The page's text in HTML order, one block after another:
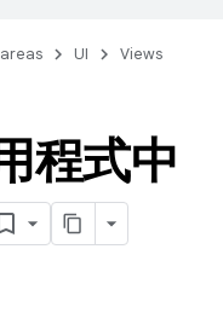
UI Views
程式中